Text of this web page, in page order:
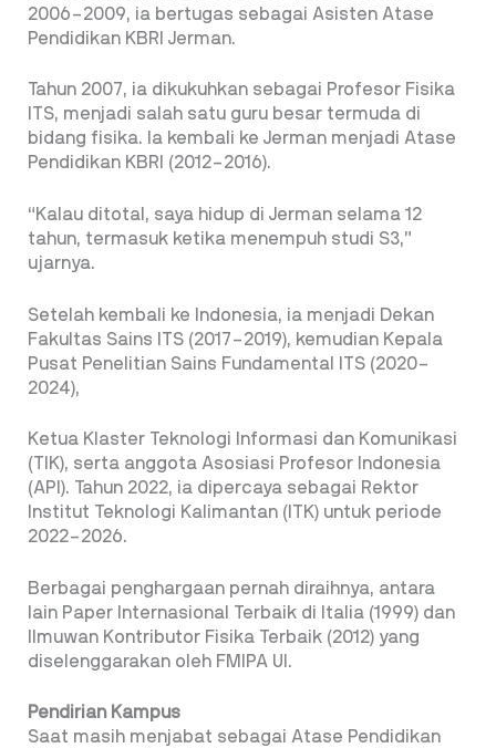
2006–2009, ia bertugas sebagai Asisten Atase
Pendidikan KBRI Jerman.
Tahun 2007, ia dikukuhkan sebagai Profesor Fisika
ITS, menjadi salah satu guru besar termuda di
bidang fisika. Ia kembali ke Jerman menjadi Atase
Pendidikan KBRI (2012–2016).
“Kalau ditotal, saya hidup di Jerman selama 12
tahun, termasuk ketika menempuh studi S3,”
ujarnya.
Setelah kembali ke Indonesia, ia menjadi Dekan
Fakultas Sains ITS (2017–2019), kemudian Kepala
Pusat Penelitian Sains Fundamental ITS (2020–
2024),
Ketua Klaster Teknologi Informasi dan Komunikasi
(TIK), serta anggota Asosiasi Profesor Indonesia
(API). Tahun 2022, ia dipercaya sebagai Rektor
Institut Teknologi Kalimantan (ITK) untuk periode
2022–2026.
Berbagai penghargaan pernah diraihnya, antara
lain Paper Internasional Terbaik di Italia (1999) dan
Ilmuwan Kontributor Fisika Terbaik (2012) yang
diselenggarakan oleh FMIPA UI.
Pendirian Kampus
Saat masih menjabat sebagai Atase Pendidikan